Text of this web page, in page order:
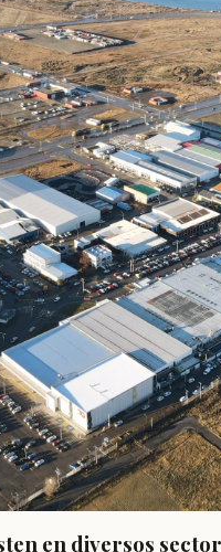
en diversos